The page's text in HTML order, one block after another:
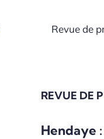
Revue de
REVUE DE
Hendaye